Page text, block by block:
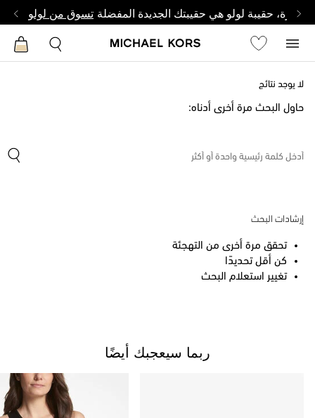
وصغيرة، حقيبة لولو هي حقيبتك الجديدة المفضلة تسوق من لولو
لا يوجد نتائج
حاول البحث مرة أخرى أدناه:
إرشادات البحث
تحقق مرة أخرى من التهجئة
كن أقل تحديدًا
تغيير استعلام البحث
ربما سيعجبك أيضًا